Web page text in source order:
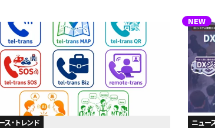
ス・トレンド
NEW
ニュー